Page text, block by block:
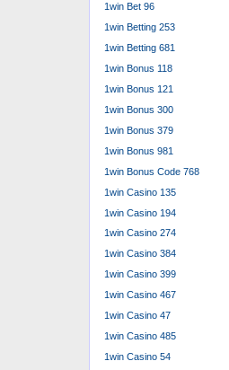
1win Bet 96
1win Betting 253
1win Betting 681
1win Bonus 118
1win Bonus 121
1win Bonus 300
1win Bonus 379
1win Bonus 981
1win Bonus Code 768
1win Casino 135
1win Casino 194
1win Casino 274
1win Casino 384
1win Casino 399
1win Casino 467
1win Casino 47
1win Casino 485
1win Casino 54